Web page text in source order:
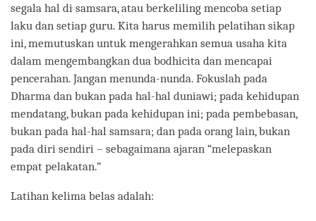
segala hal di samsara, atau berkeliling mencoba setiap
laku dan setiap guru. Kita harus memilih pelatihan sikap
ini, memutuskan untuk mengerahkan semua usaha kita
dalam mengembangkan dua bodhicita dan mencapai
pencerahan. Jangan menunda-nunda. Fokuslah pada
Dharma dan bukan pada hal-hal duniawi; pada kehidupan
mendatang, bukan pada kehidupan ini; pada pembebasan,
bukan pada hal-hal samsara; dan pada orang lain, bukan
pada diri sendiri – sebagaimana ajaran “melepaskan
empat pelakatan.”
Latihan kelima belas adalah: